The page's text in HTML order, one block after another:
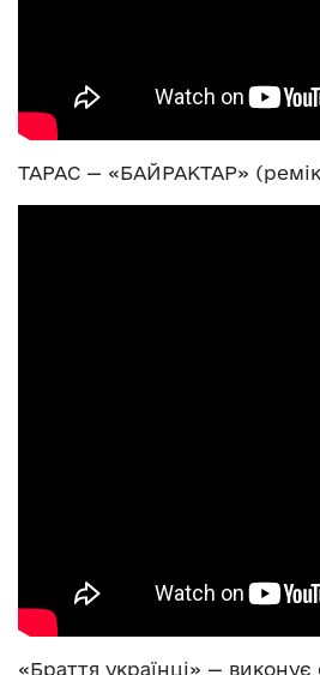
ТАРАС — «БАЙРАКТАР»
«Браття українці» —